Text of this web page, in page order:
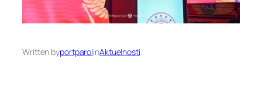
Written byportparolinAktuelnosti